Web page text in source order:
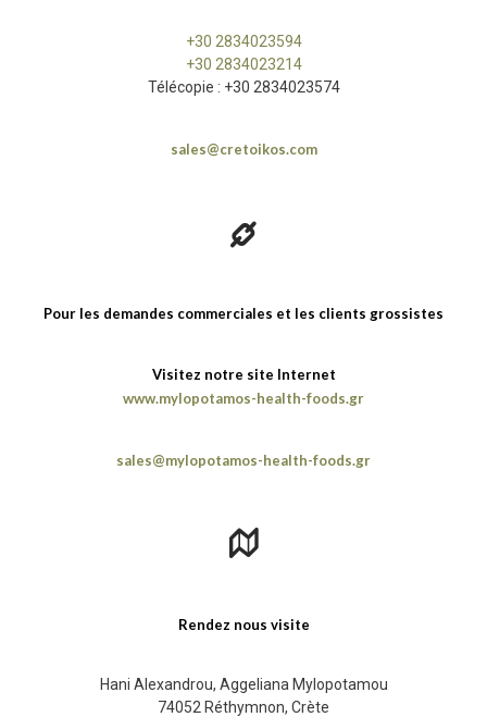
+30 2834023594
+30 2834023214
Télécopie : +30 2834023574
sales@cretoikos.com
Pour les demandes commerciales et les clients grossistes
Visitez notre site Internet
www.mylopotamos-health-foods.gr
sales@mylopotamos-health-foods.gr
Rendez nous visite
Hani Alexandrou, Aggeliana Mylopotamou
74052 Réthymnon, Crète